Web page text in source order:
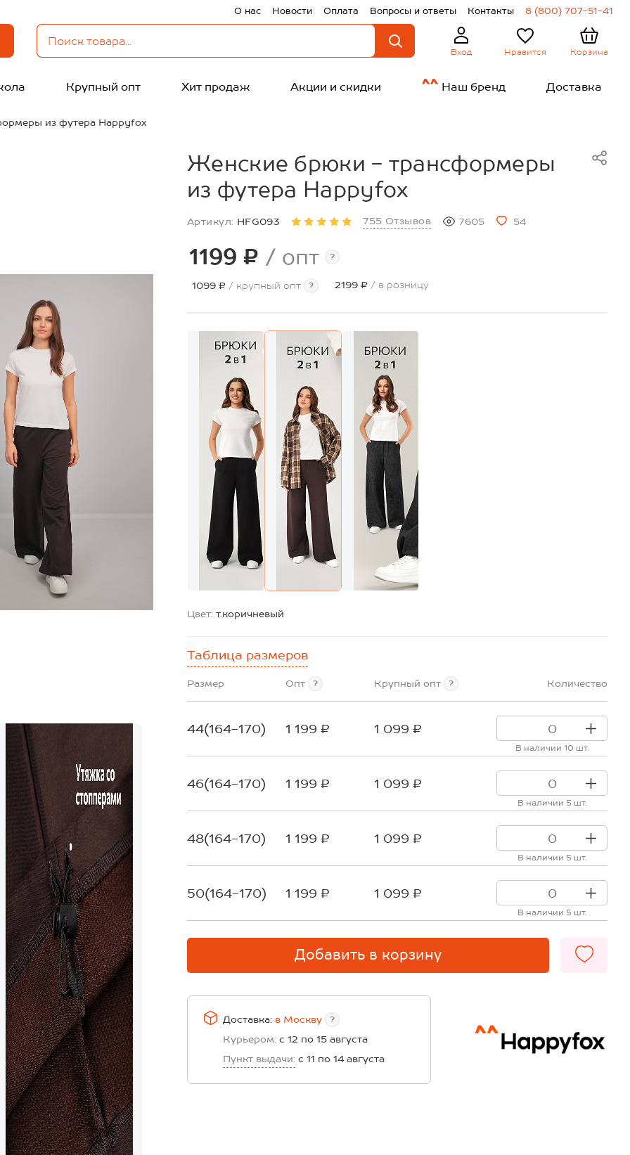
О нас Новости Оплата Вопросы и ответы Контакты 8 (800) 707-51-41
Вход Нравится Корзина
Крупный опт Хит продаж Акции и скидки Наш бренд Доставка
из футера Happyfox
Женские брюки - трансформеры
из футера Happyfox
Артикул: HFG093 755 Отзывов 7605 54
1199 ₽ / опт ?
1099 ₽ / крупный опт ? 2199 ₽ / в розницу
Цвет: т.коричневый
Таблица размеров
Размер Опт ? Крупный опт ? Количество
44(164-170) 1 199 ₽ 1 099 ₽
В наличии 10 шт.
46(164-170) 1 199 ₽ 1 099 ₽
В наличии 5 шт.
48(164-170) 1 199 ₽ 1 099 ₽
В наличии 5 шт.
50(164-170) 1 199 ₽ 1 099 ₽
В наличии 5 шт.
Добавить в корзину
Доставка: в Москву ?
Курьером: с 12 по 15 августа
Пункт выдачи: с 11 по 14 августа